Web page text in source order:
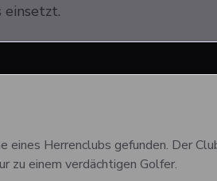
einsetzt.
Herrenclubs gefunden. Der
zu einem verdächtigen Golfer.